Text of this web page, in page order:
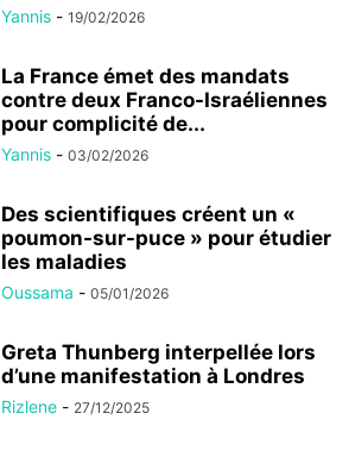
Yannis - 19/02/2026
La France émet des mandats
contre deux Franco-Israéliennes
pour complicité de...
Yannis - 03/02/2026
Des scientifiques créent un «
poumon-sur-puce » pour étudier
les maladies
Oussama - 05/01/2026
Greta Thunberg interpellée lors
d’une manifestation à Londres
Rizlene - 27/12/2025